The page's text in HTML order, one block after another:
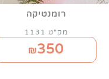
רומנטיקה
מק"ט 1131
₪350